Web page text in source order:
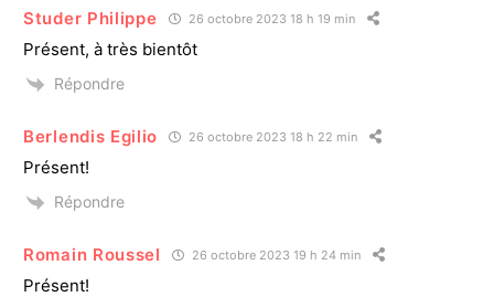
Studer Philippe 26 octobre 2023 18 h 19 min
Présent, à très bientôt
Répondre
Berlendis Egilio 26 octobre 2023 18 h 22 min
Présent!
Répondre
Romain Roussel 26 octobre 2023 19 h 24 min
Présent!